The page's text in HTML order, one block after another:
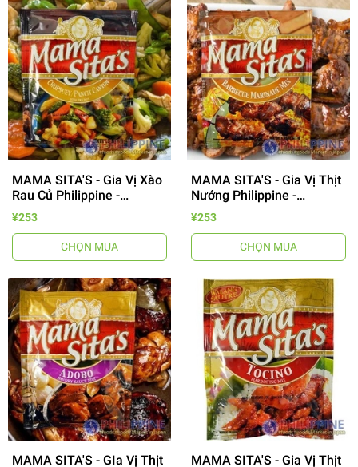
MAMA SITA'S - Gia Vị Xào
Rau Củ Philippine -
Chopsuey/ Canton Mix 40g
¥253
CHỌN MUA
MAMA SITA'S - Gia Vị Thịt
Nướng Philippine -
Barbecue Mix 50g
¥253
CHỌN MUA
MAMA SITA'S - GIa Vị Thịt
MAMA SITA'S - Gia Vị Thịt